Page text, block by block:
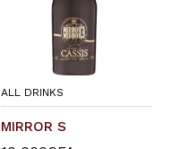
ALL DRINKS
MIRROR S